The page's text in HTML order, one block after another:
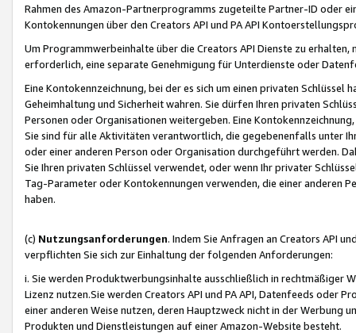
Rahmen des Amazon-Partnerprogramms zugeteilte Partner-ID oder
Kontokennungen über den Creators API und PA API
Um Programmwerbeinhalte über die Creators API Dienste zu
erforderlich, eine separate Genehmigung für Unterdienste oder
Eine Kontokennzeichnung, bei der es sich um einen privaten
Geheimhaltung und Sicherheit wahren. Sie dürfen Ihren privaten
Personen oder Organisationen weitergeben. Eine
Sie sind für alle Aktivitäten verantwortlich, die gegebenenfalls unter
oder einer anderen Person oder Organisation durchgeführt werden.
Sie Ihren privaten Schlüssel verwendet, oder wenn Ihr privater
Tag-Parameter oder Kontokennungen verwenden, die einer anderen
haben.
(c) Nutzungsanforderungen. Indem Sie Anfragen an Creators API
verpflichten Sie sich zur Einhaltung der folgenden Anforderungen:
i. Sie werden Produktwerbungsinhalte ausschließlich in rechtmäßiger
Lizenz nutzen.Sie werden Creators API und PA API, Datenfeeds oder
einer anderen Weise nutzen, deren Hauptzweck nicht in der Werbung
Produkten und Dienstleistungen auf einer Amazon-Website besteht.